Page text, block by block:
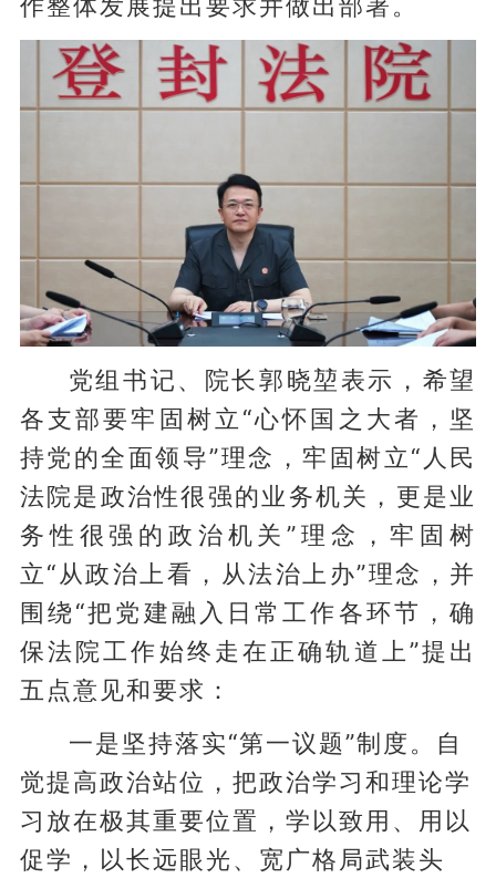
党组书记、院长郭晓堃表示，希望
各支部要牢固树立“心怀国之大者，坚
持党的全面领导”理念，牢固树立“人民
法院是政治性很强的业务机关，更是业
务性很强的政治机关”理念，牢固树
立“从政治上看，从法治上办”理念，并
围绕“把党建融入日常工作各环节，确
保法院工作始终走在正确轨道上”提出
五点意见和要求：
一是坚持落实“第一议题”制度。自
觉提高政治站位，把政治学习和理论学
习放在极其重要位置，学以致用、用以
促学，以长远眼光、宽广格局武装头